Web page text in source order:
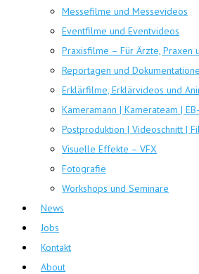
Messefilme und Messevideos
Eventfilme und Eventvideos
Praxisfilme – Für Ärzte, Praxen
Reportagen und
Erklärfilme, Erklärvideos und
Kameramann | Kamerateam |
Postproduktion | Videoschnitt |
Visuelle Effekte – VFX
Fotografie
Workshops und Seminare
News
Jobs
Kontakt
About